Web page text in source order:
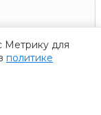
Метрику для
политике